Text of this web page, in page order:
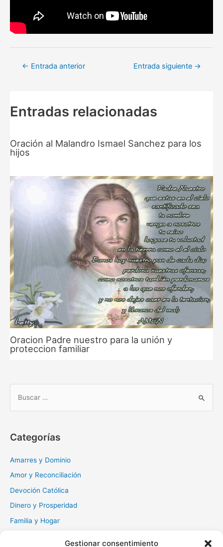
Gestionar consentimiento
Navegación
← Entrada anterior Entrada siguiente →
Entradas relacionadas
Oración al Malandro Ismael Sanchez para los
hijos
Oracion Padre nuestro para la unión y
proteccion familiar
a
r
Categorías
Amarres y Dominio
Amor y Reconciliación
Devoción Católica
Dinero y Prosperidad
Familia y Hogar